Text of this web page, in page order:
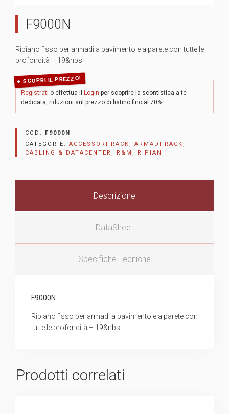
F9000N
Ripiano fisso per armadi a pavimento e a parete con tutte le
profondità – 19&nbs
SCOPRI IL PREZZO!
Registrati o effettua il Login per scoprire la scontistica a te
dedicata, riduzioni sul prezzo di listino fino al 70%!
COD: F9000N
CATEGORIE: ACCESSORI RACK , ARMADI RACK ,
CABLING & DATACENTER , R&M , RIPIANI
Descrizione
DataSheet
Specifiche Tecniche
F9000N
Ripiano fisso per armadi a pavimento e a parete con
tutte le profondità – 19&nbs
Prodotti correlati